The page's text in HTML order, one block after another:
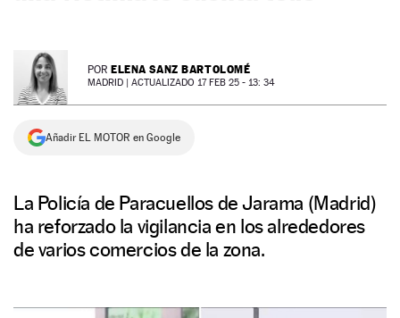
NEWSLETTER POR ELENA SANZ BARTOLOMÉ
MADRID | ACTUALIZADO 17 FEB 25 - 13: 34
Añadir EL MOTOR en Google
La Policía de Paracuellos de Jarama (Madrid)
ha reforzado la vigilancia en los alrededores
de varios comercios de la zona.